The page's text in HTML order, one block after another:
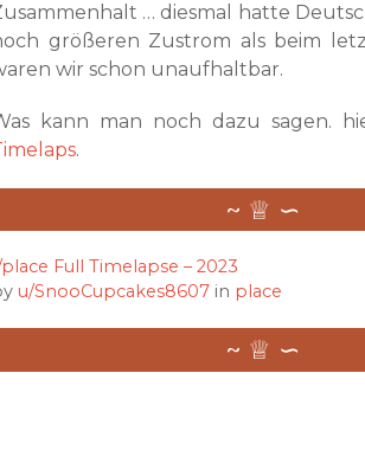
… diesmal hatte
größeren Zustrom als beim
wir schon unaufhaltbar.
kann man noch dazu sagen.
.
Full Timelapse – 2023
u/SnooCupcakes8607 in place